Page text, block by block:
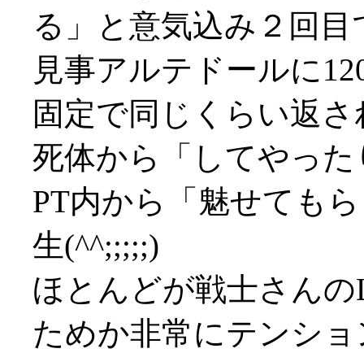
る」と意気込み２回
見事アルテドールに
固定で同じくらい返
死体から「してやっ
PT内から「魅せても
生(^^;;;;;)
ほとんどが戦士さん
ためか非常にテンシ